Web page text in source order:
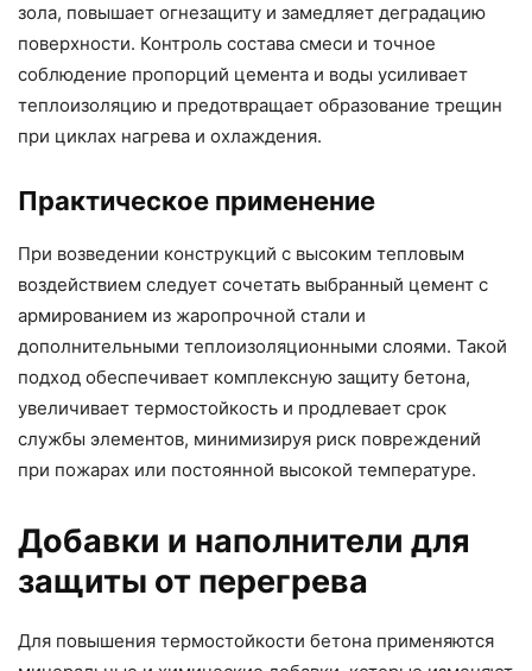
зола, повышает огнезащиту и замедляет деградацию
поверхности. Контроль состава смеси и точное
соблюдение пропорций цемента и воды усиливает
теплоизоляцию и предотвращает образование трещин
при циклах нагрева и охлаждения.
Практическое применение
При возведении конструкций с высоким тепловым
воздействием следует сочетать выбранный цемент с
армированием из жаропрочной стали и
дополнительными теплоизоляционными слоями. Такой
подход обеспечивает комплексную защиту бетона,
увеличивает термостойкость и продлевает срок
службы элементов, минимизируя риск повреждений
при пожарах или постоянной высокой температуре.
Добавки и наполнители для
защиты от перегрева
Для повышения термостойкости бетона применяются